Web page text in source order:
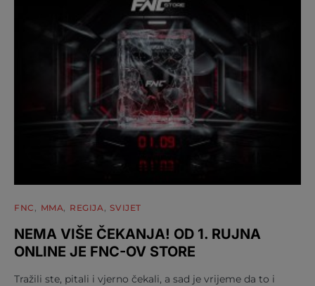
FNC MMA REGIJA SVIJET
NEMA VIŠE ČEKANJA! OD 1. RUJNA
ONLINE JE FNC-OV STORE
Tražili ste, pitali i vjerno čekali, a sad je vrijeme da to i